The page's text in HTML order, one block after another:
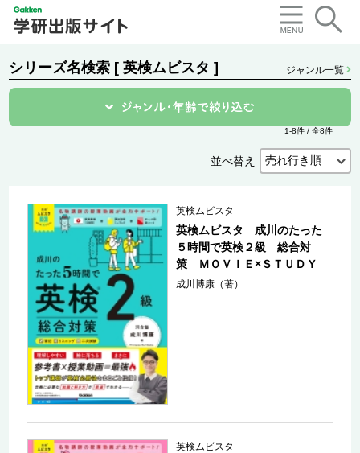
シリーズ名検索 [ 英検ムビスタ ] ジャンル一覧
1-8件 / 全8件
並べ替え
英検ムビスタ
英検ムビスタ 成川のたった
５時間で英検２級 総合対
策 ＭＯＶＩＥ×ＳＴＵＤＹ
成川博康（著）
英検ムビスタ